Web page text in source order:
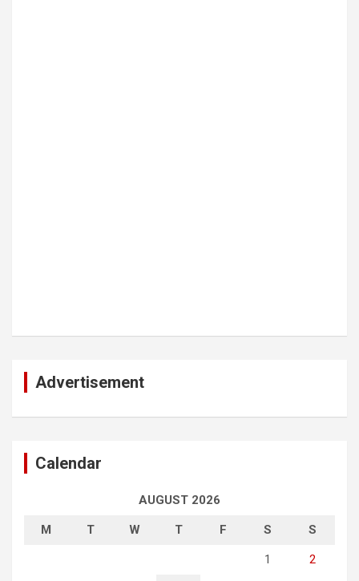
Advertisement
Calendar
AUGUST 2026
M T W T F S S
1 2